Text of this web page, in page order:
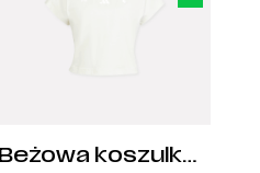
Beżowa koszulka